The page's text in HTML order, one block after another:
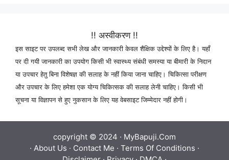
!! अस्वीकरण !!
इस साइट पर उपलब्द सभी लेख और जानकारी केवल शैक्षिक उद्देश्यों के लिए है। यहाँ
पर दी गयी जानकारी का उपयोग किसी भी स्वास्थ्य संबंधी समस्या या बीमारी के निदान
या उपचार हेतु बिना विशेषज्ञ की सलाह के नहीं किया जाना चाहिए। चिकित्सा परीक्षण
और उपचार के लिए हमेशा एक योग्य चिकित्सक की सलाह लेनी चाहिए। किसी भी
सूचना या विज्ञापन से हुए नुकसान के लिए यह वेबसाइट जिम्मेदार नहीं होगी।
copyright © 2024 · MyBapuji.Com
· About Us · Contact Me · Terms Of Conditions ·